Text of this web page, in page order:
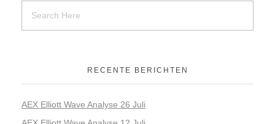
RECENTE BERICHTEN
AEX Elliott Wave Analyse 26 Juli